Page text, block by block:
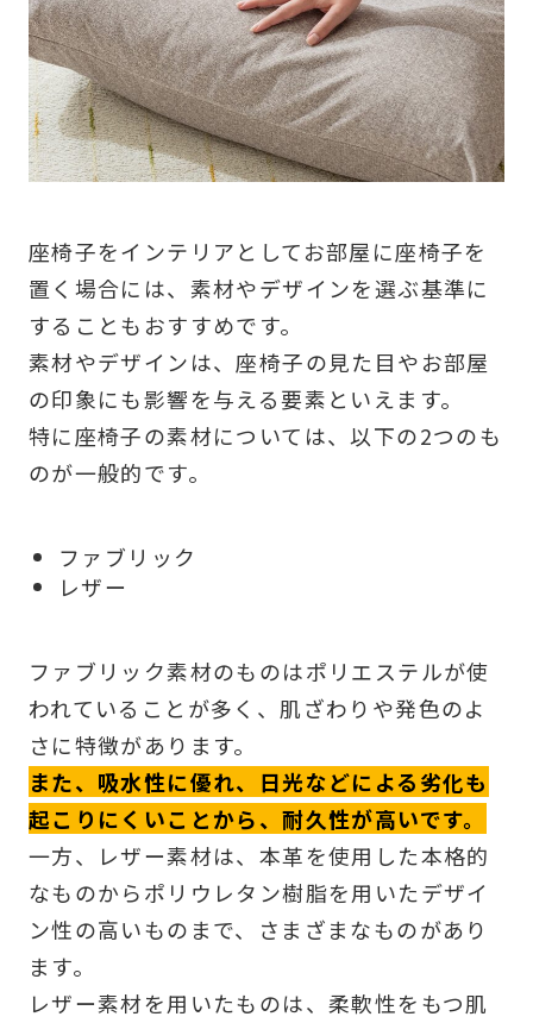
座椅子をインテリアとしてお部屋に座椅子を
置く場合には、素材やデザインを選ぶ基準に
することもおすすめです。
素材やデザインは、座椅子の見た目やお部屋
の印象にも影響を与える要素といえます。
特に座椅子の素材については、以下の2つのも
のが一般的です。
ファブリック
レザー
ファブリック素材のものはポリエステルが使
われていることが多く、肌ざわりや発色のよ
さに特徴があります。
また、吸水性に優れ、日光などによる劣化も
起こりにくいことから、耐久性が高いです。
一方、レザー素材は、本革を使用した本格的
なものからポリウレタン樹脂を用いたデザイ
ン性の高いものまで、さまざまなものがあり
ます。
レザー素材を用いたものは、柔軟性をもつ肌